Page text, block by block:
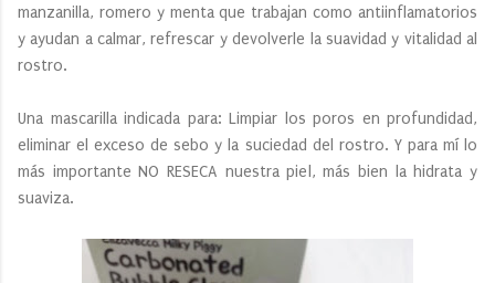
manzanilla, romero y menta que trabajan como antiinflamatorios
y ayudan a calmar, refrescar y devolverle la suavidad y vitalidad al
rostro.
Una mascarilla indicada para: Limpiar los poros en profundidad,
eliminar el exceso de sebo y la suciedad del rostro. Y para mí lo
más importante NO RESECA nuestra piel, más bien la hidrata y
suaviza.